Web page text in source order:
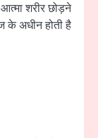
शरीर छोड़ने
के अधीन होती है